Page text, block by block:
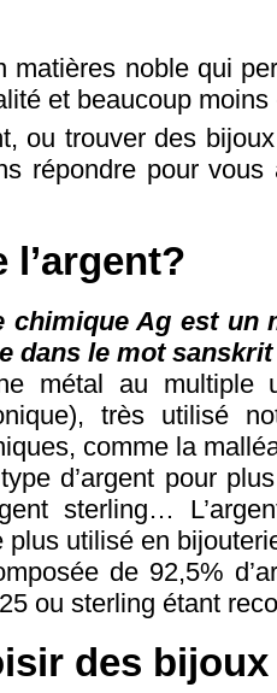
matières noble qui
et beaucoup
ou trouver des
répondre pour
l’argent?
chimique Ag est
dans le mot
métal au multiple
très utilisé
comme la
d’argent pour
sterling…
plus utilisé en
de 92,5%
ou sterling étant
des bijoux